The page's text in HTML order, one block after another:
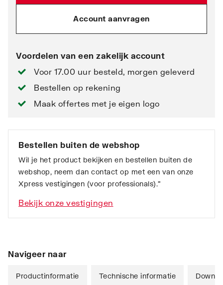
Account aanvragen
Voordelen van een zakelijk account
Voor 17.00 uur besteld, morgen geleverd
Bestellen op rekening
Maak offertes met je eigen logo
Bestellen buiten de webshop
Wil je het product bekijken en bestellen buiten de
webshop, neem dan contact op met een van onze
Xpress vestigingen (voor professionals).”
Bekijk onze vestigingen
Navigeer naar
Productinformatie Technische informatie